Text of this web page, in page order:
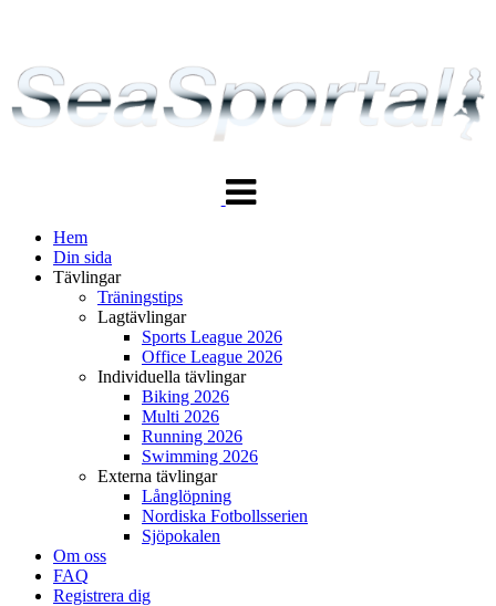
navigering
Hem
Din sida
Tävlingar
Träningstips
Lagtävlingar
Sports League 2026
Office League 2026
Individuella tävlingar
Biking 2026
Multi 2026
Running 2026
Swimming 2026
Externa tävlingar
Långlöpning
Nordiska Fotbollsserien
Sjöpokalen
Om oss
FAQ
Registrera dig